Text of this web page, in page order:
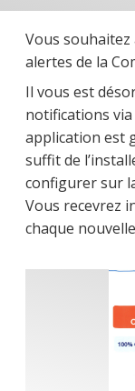
Vous
alertes de la
Il vous est
notifications via
application est
suffit de
configurer sur
Vous recevrez
chaque